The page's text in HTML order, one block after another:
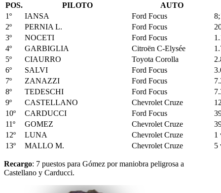
POS. PILOTO
AUTO
1º
IANSA Ford Focus
2º
PERNIA L. Ford Focus
3º
NOCETI Ford Focus
4º
GARBIGLIA Citroën C-Elysée
5º
CIAURRO Toyota Corolla
6º
SALVI Ford Focus
7º
ZANAZZI Ford Focus
8º
TEDESCHI Ford Focus
9º
CASTELLANO Chevrolet Cruze
10º
CARDUCCI Ford Focus
11º
GOMEZ Chevrolet Cruze
12º
LUNA Chevrolet Cruze
1
13º
MALLO M. Chevrolet Cruze 5
Recargo: 7 puestos para Gómez por maniobra peligrosa a
Castellano y Carducci.